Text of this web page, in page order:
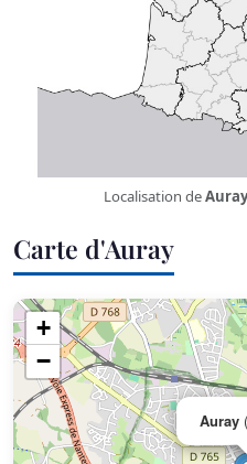
Localisation deAuray
Carte d'Auray
Auray
+
−